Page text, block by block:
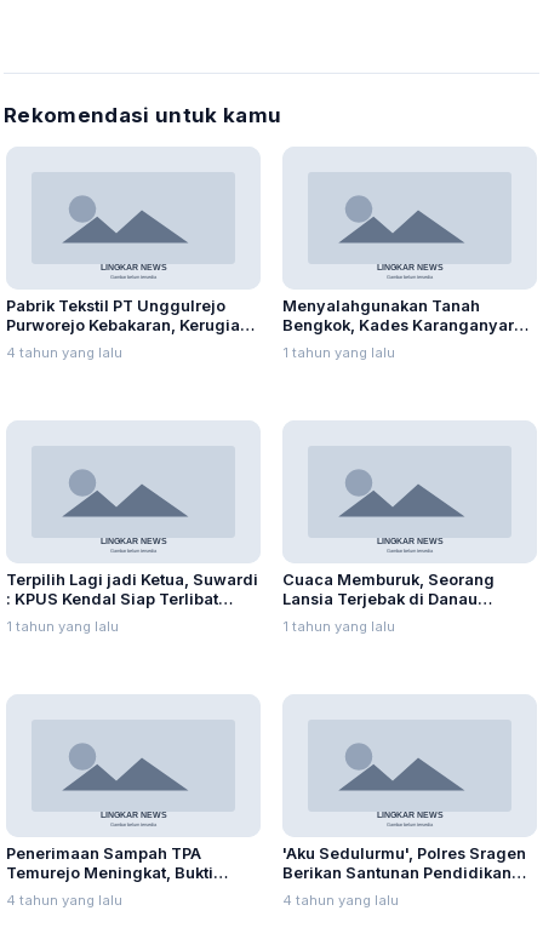
Rekomendasi untuk kamu
Pabrik Tekstil PT Unggulrejo
Purworejo Kebakaran, Kerugian
Capai Puluhan Juta Rupiah
4 tahun yang lalu
Menyalahgunakan Tanah
Bengkok, Kades Karanganyar
Ditangkap Kejari
1 tahun yang lalu
Terpilih Lagi jadi Ketua, Suwardi
: KPUS Kendal Siap Terlibat
Suplai Telur untuk MBG
1 tahun yang lalu
Cuaca Memburuk, Seorang
Lansia Terjebak di Danau
Rawapening Saat Mencari
Enceng Gondok
1 tahun yang lalu
Penerimaan Sampah TPA
Temurejo Meningkat, Bukti
Masyarakat Blora Peduli
Kebersihan
4 tahun yang lalu
'Aku Sedulurmu', Polres Sragen
Berikan Santunan Pendidikan
Anak Yatim Piatu
4 tahun yang lalu